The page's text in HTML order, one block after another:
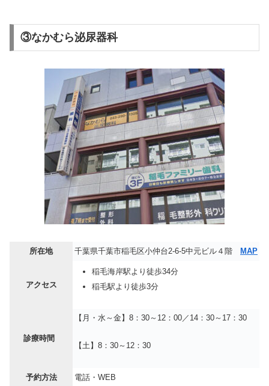
③なかむら泌尿器科
所在地 千葉県千葉市稲毛区小仲台2-6-5中元ビル４階 MAP
アクセス
稲毛海岸駅より徒歩34分
稲毛駅より徒歩3分
診療時間
【月・水～金】8：30～12：00／14：30～17：30
【土】8：30～12：30
予約方法 電話・WEB